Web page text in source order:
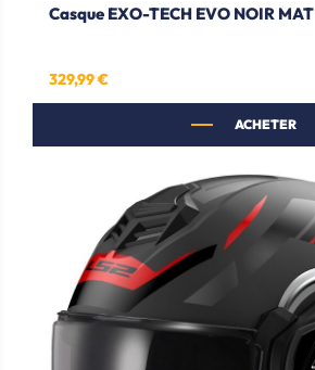
Casque EXO-TECH EVO NOIR MAT
Prix
329,99 €
ACHETER